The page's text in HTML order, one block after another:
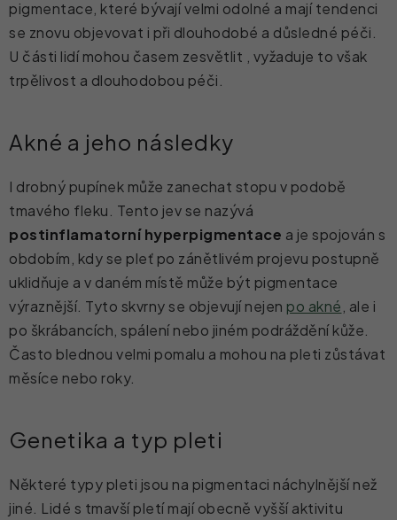
pigmentace, které bývají velmi odolné a mají tendenci
se znovu objevovat i při dlouhodobé a důsledné péči.
U části lidí mohou časem zesvětlit , vyžaduje to však
trpělivost a dlouhodobou péči.
Akné a jeho následky
I drobný pupínek může zanechat stopu v podobě
tmavého fleku. Tento jev se nazývá
postinflamatorní hyperpigmentace a je spojován s
obdobím, kdy se pleť po zánětlivém projevu postupně
uklidňuje a v daném místě může být pigmentace
výraznější. Tyto skvrny se objevují nejen po akné , ale i
po škrábancích, spálení nebo jiném podráždění kůže.
Často blednou velmi pomalu a mohou na pleti zůstávat
měsíce nebo roky.
Genetika a typ pleti
Některé typy pleti jsou na pigmentaci náchylnější než
jiné. Lidé s tmavší pletí mají obecně vyšší aktivitu